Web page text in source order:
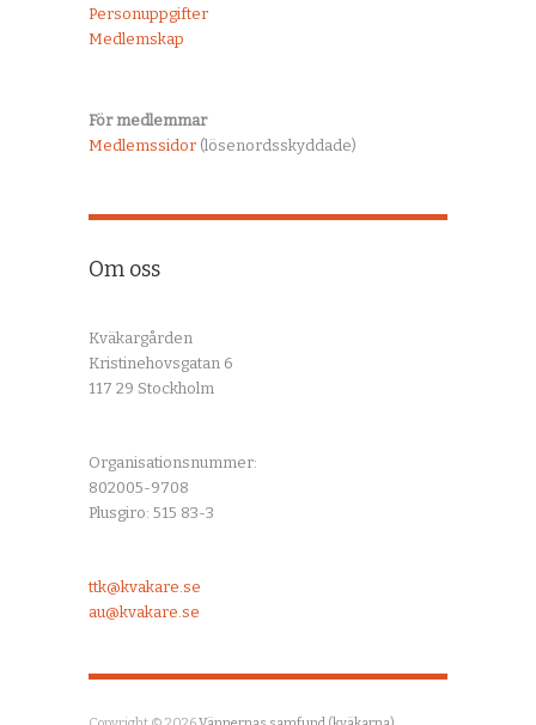
Personuppgifter
Medlemskap
För medlemmar
Medlemssidor (lösenordsskyddade)
Om oss
Kväkargården
Kristinehovsgatan 6
117 29 Stockholm
Organisationsnummer:
802005-9708
Plusgiro: 515 83-3
ttk@kvakare.se
au@kvakare.se